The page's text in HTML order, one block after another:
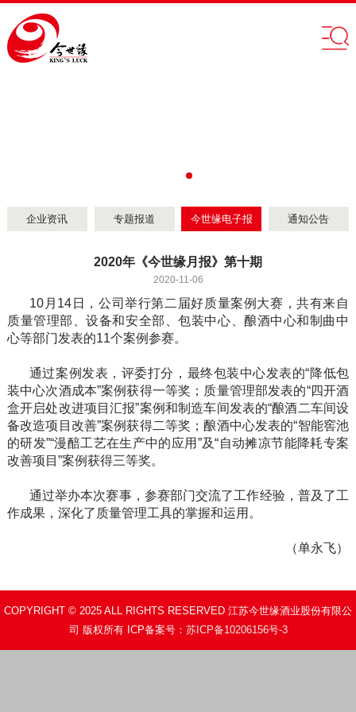
企业资讯 专题报道 今世缘电子报 通知公告
2020年《今世缘月报》第十期
2020-11-06
10月14日，公司举行第二届好质量案例大赛，共有来自
质量管理部、设备和安全部、包装中心、酿酒中心和制曲中
心等部门发表的11个案例参赛。
通过案例发表，评委打分，最终包装中心发表的“降低包
装中心次酒成本”案例获得一等奖；质量管理部发表的“四开酒
盒开启处改进项目汇报”案例和制造车间发表的“酿酒二车间设
备改造项目改善”案例获得二等奖；酿酒中心发表的“智能窖池
的研发”“漫醅工艺在生产中的应用”及“自动摊凉节能降耗专案
改善项目”案例获得三等奖。
通过举办本次赛事，参赛部门交流了工作经验，普及了工
作成果，深化了质量管理工具的掌握和运用。
（单永飞）
COPYRIGHT © 2025 ALL RIGHTS RESERVED 江苏今世缘酒业股份有限公
司 版权所有 ICP备案号： 苏ICP备10206156号-3